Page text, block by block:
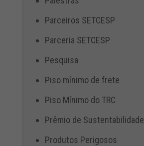
Parceiros SETCESP
Parceria SETCESP
Pesquisa
Piso mínimo de frete
Piso Mínimo do TRC
Prêmio de Sustentabilidade
Produtos Perigosos